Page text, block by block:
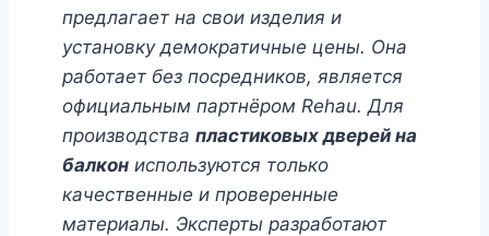
предлагает на свои изделия и
установку демократичные цены. Она
работает без посредников, является
официальным партнёром Rehau. Для
производства пластиковых дверей на
балкон используются только
качественные и проверенные
материалы. Эксперты разработают